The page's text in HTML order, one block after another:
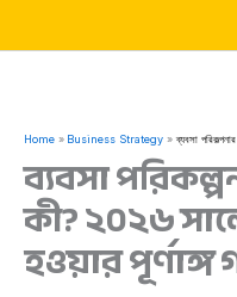
Home Business Strategy ব্যবসা
ব্যবসা
কী? ২০২৬
হওয়ার পূর্ণাঙ্গ